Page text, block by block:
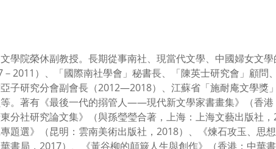
學院榮休副教授。長期從事南社、現當代文學、中國婦女文
2011）、「國際南社學會」秘書長、「陳英士研究會」顧問
子研究分會副會長（2012—2018）、江蘇省「施耐庵文學獎
等。著有《最後一代的搦管人——現代新文學家書畫集》（香
分社研究論文集》（與孫瑩瑩合著，上海：上海文藝出版社
題選》（昆明：雲南美術出版社，2018）、《煉石攻玉、思
書局，2017）、《黃谷柳的顛簸人生與創作》（香港：中華